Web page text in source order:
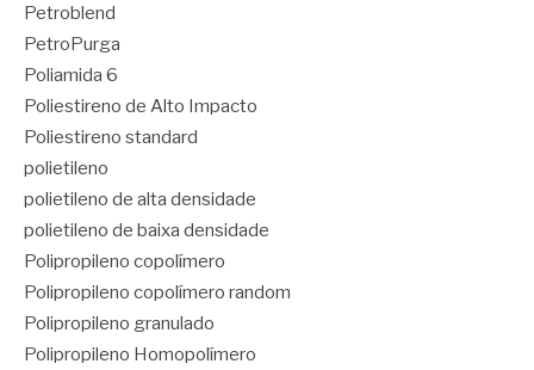
Petroblend
PetroPurga
Poliamida 6
Poliestireno de Alto Impacto
Poliestireno standard
polietileno
polietileno de alta densidade
polietileno de baixa densidade
Polipropileno copolímero
Polipropileno copolímero random
Polipropileno granulado
Polipropileno Homopolímero